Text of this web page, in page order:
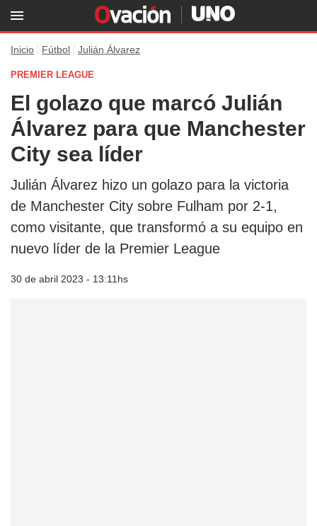
Inicio Fútbol Julián Álvarez
PREMIER LEAGUE
El golazo que marcó Julián
Álvarez para que Manchester
City sea líder
Julián Álvarez hizo un golazo para la victoria
de Manchester City sobre Fulham por 2-1,
como visitante, que transformó a su equipo en
nuevo líder de la Premier League
30 de abril 2023 - 13:11hs